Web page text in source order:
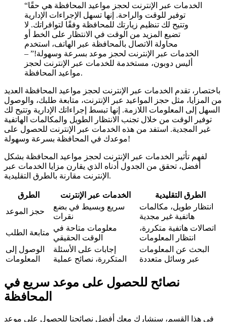
“الخدمات عبر الإنترنت لحجز مواعيد المحافظة هي حقًا
توفير للوقت والراحة. إنها تسهل الإجراءات الإدارية
وتتيح لك تنظيم زيارتك للمحافظة وفقًا لتوافراتك. لا
تضيع المزيد من الوقت في الانتظار على الخط أو
محاولة الاتصال بالمحافظة عبر الهاتف، استخدم
الخدمات عبر الإنترنت لحجز موعد بسرعة وسهولة!” –
أليس دوبون، مستخدمة للخدمات عبر الإنترنت لحجز
مواعيد المحافظة.
باختصار، تقدم الخدمات عبر الإنترنت لحجز مواعيد المحافظة العديد
من المزايا، مثل حجز المواعيد عبر الإنترنت، متابعة طلبك، والوصول
السهل إلى المعلومات اللازمة. إنها تبسط إجراءاتك الإدارية وتتيح لك
توفير الوقت من خلال تجنب الانتظار الطويل والمكالمات الهاتفية
غير المجدية. استفد من هذه الخدمات عبر الإنترنت للحصول على
موعدك في المحافظة بسرعة وسهولة!
لفهم تأثير الخدمات عبر الإنترنت لحجز مواعيد المحافظة بشكل
أفضل، تحقق من الجدول أدناه الذي يقارن مزايا الخدمات عبر
الإنترنت مقارنة بالطرق التقليدية.
الطرق الخدمات عبر الإنترنت
الطرق التقليدية
حجز الموعد
سريع وبسيط في بضع
نقرات
انتظار طويل، مكالمات
هاتفية غير مجدية
متابعة الطلب
معلومات متاحة في
الوقت الحقيقي
اتصالات هاتفية متكررة،
انتظار المعلومات
الوصول إلى
المعلومات
إجابات على الأسئلة
المتكررة، نصائح عملية
البحث عن المعلومات
عبر وسائل متعددة
نصائح للحصول على موعد سريع في
المحافظة
في هذا القسم، سنشارك معك أفضل نصائحنا للحصول على موعد